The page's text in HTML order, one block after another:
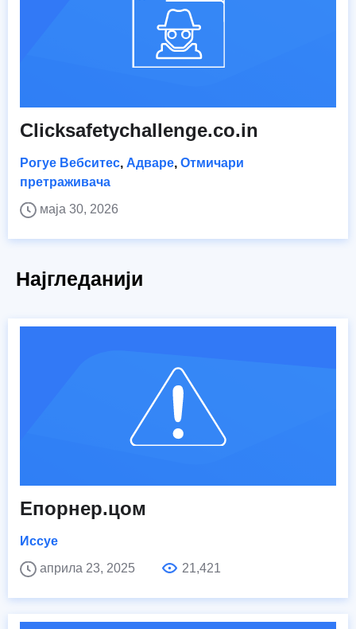
Clicksafetychallenge.co.in
Рогуе Вебситес, Адваре, Отмичари
претраживача
маја 30, 2026
Најгледанији
Епорнер.цом
Иссуе
априла 23, 2025
21,421